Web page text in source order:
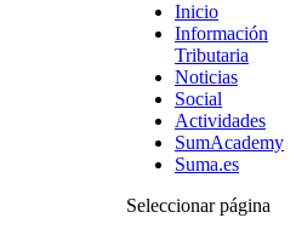
Inicio
Información
Tributaria
Noticias
Social
Actividades
SumAcademy
Suma.es
Seleccionar página